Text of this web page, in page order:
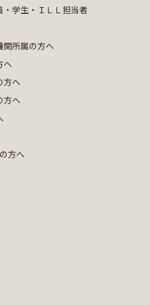
・学生・ＩＬＬ担当者
関所属の方へ
へ
方へ
方へ
方へ